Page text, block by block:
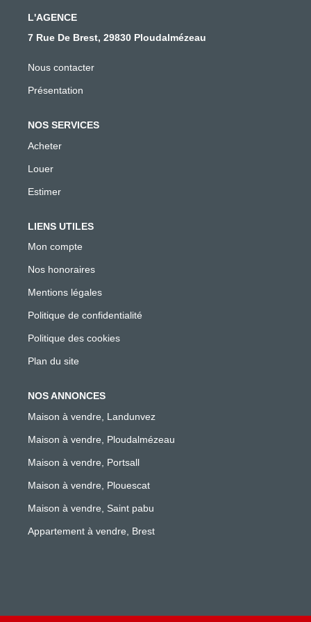
pour vos vacances. Ce bien vous intéresse ? Votre
répondre à vos questions ! Thomas ULVOAS Votre
72 41 02 15
L'AGENCE
7 Rue De Brest, 29830 Ploudalmézeau
Nous contacter
Présentation
NOS SERVICES
Acheter
Louer
Estimer
LIENS UTILES
Mon compte
Nos honoraires
Mentions légales
Politique de confidentialité
Politique des cookies
Plan du site
NOS ANNONCES
Maison à vendre, Landunvez
Maison à vendre, Ploudalmézeau
Maison à vendre, Portsall
Maison à vendre, Plouescat
Maison à vendre, Saint pabu
Appartement à vendre, Brest